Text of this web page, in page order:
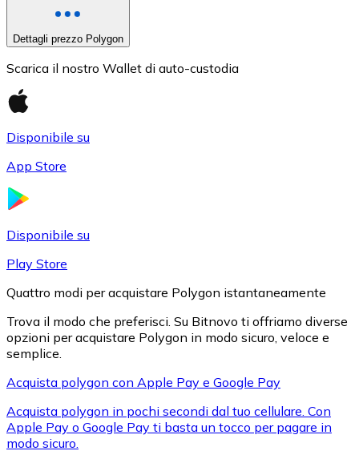
XRP
XRP
Dettagli prezzo Polygon
Scarica il nostro Wallet di auto-custodia
Disponibile su
App Store
Disponibile su
Play Store
Quattro modi per acquistare Polygon istantaneamente
Trova il modo che preferisci. Su Bitnovo ti offriamo diverse
opzioni per acquistare Polygon in modo sicuro, veloce e
semplice.
Acquista polygon con Apple Pay e Google Pay
Acquista polygon in pochi secondi dal tuo cellulare. Con
Apple Pay o Google Pay ti basta un tocco per pagare in
modo sicuro.